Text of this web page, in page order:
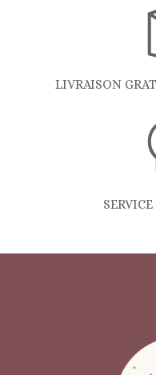
LIVRAISON